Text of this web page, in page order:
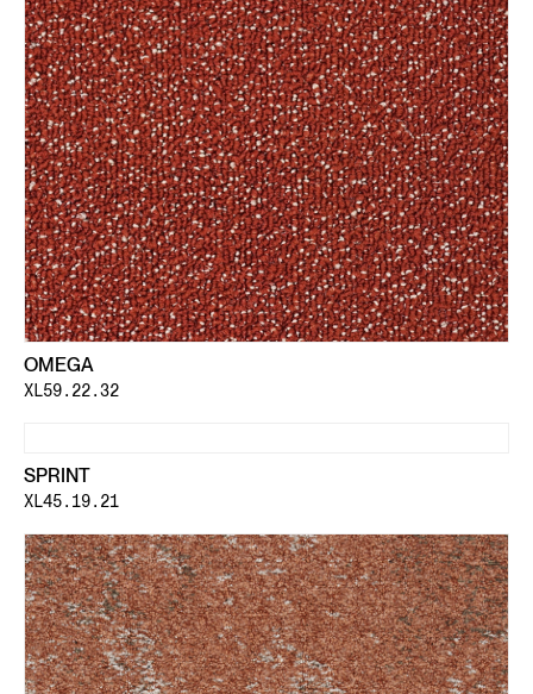
OMEGA
XL59.22.32
SPRINT
XL45.19.21